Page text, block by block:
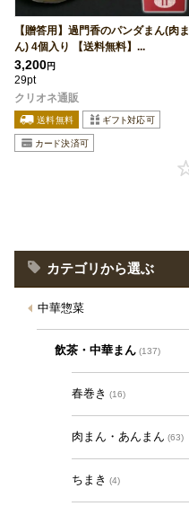
【贈答用】過門香のパンダまん(肉ま
ん) 4個入り 【送料無料】...
3,200円
29pt
クリオネ通販
カテゴリから選ぶ
中華惣菜
飲茶・中華まん (137)
春巻き (16)
肉まん・あんまん (63)
ちまき (4)